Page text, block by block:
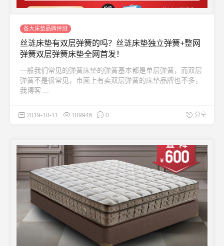
各大床垫品牌评测
丝涟床垫有双层弹簧的吗？丝涟床垫独立弹簧+整网
弹簧双层弹簧床垫全网首发！
一般我们常见的弹簧床垫的弹簧基本都是单层弹簧，而双层
弹簧不是很常见，市面上有卖双层弹簧的床垫品牌也不多，
我博客 ...
2019-10-11 189946 0 分享